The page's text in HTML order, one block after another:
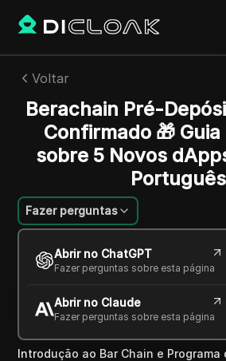
Voltar
Berachain Pré-
Confirmado 🎁 Guia
sobre 5 Novos
Português
Fazer perguntas
Abrir no ChatGPT
Fazer perguntas sobre esta página
Abrir no Claude
Fazer perguntas sobre esta página
Mariana Santos
05 jan 2025 2 min de leitura
Copy Link
Introdução ao Bar Chain e